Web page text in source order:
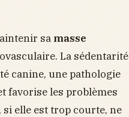
sa masse
La sédentarité
canine, une pathologie
favorise les problèmes
elle est trop courte, ne